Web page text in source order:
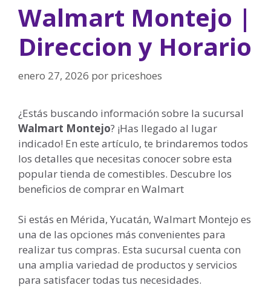
Walmart Montejo |
Direccion y Horario
enero 27, 2026 por priceshoes
¿Estás buscando información sobre la sucursal
Walmart Montejo? ¡Has llegado al lugar
indicado! En este artículo, te brindaremos todos
los detalles que necesitas conocer sobre esta
popular tienda de comestibles. Descubre los
beneficios de comprar en Walmart
Si estás en Mérida, Yucatán, Walmart Montejo es
una de las opciones más convenientes para
realizar tus compras. Esta sucursal cuenta con
una amplia variedad de productos y servicios
para satisfacer todas tus necesidades.